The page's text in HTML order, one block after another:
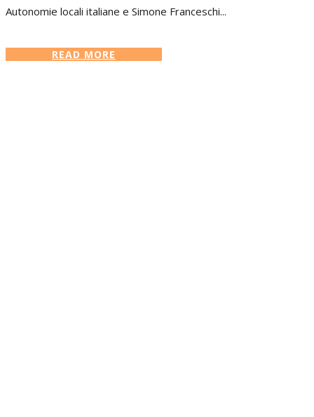
Autonomie locali italiane e Simone Franceschi...
READ MORE